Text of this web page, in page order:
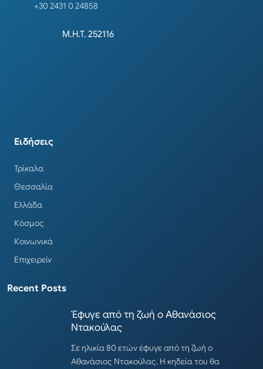
+30 2431 0 24858
Μ.Η.Τ. 252116
Ειδήσεις
Τρίκαλα
Θεσσαλία
Ελλάδα
Κόσμος
Κοινωνικά
Επιχειρείν
Recent Posts
Έφυγε από τη ζωή ο Αθανάσιος
Ντακούλας
Σε ηλικία 80 ετών έφυγε από τη ζωή ο
Αθανάσιος Ντακούλας. Η κηδεία του θα